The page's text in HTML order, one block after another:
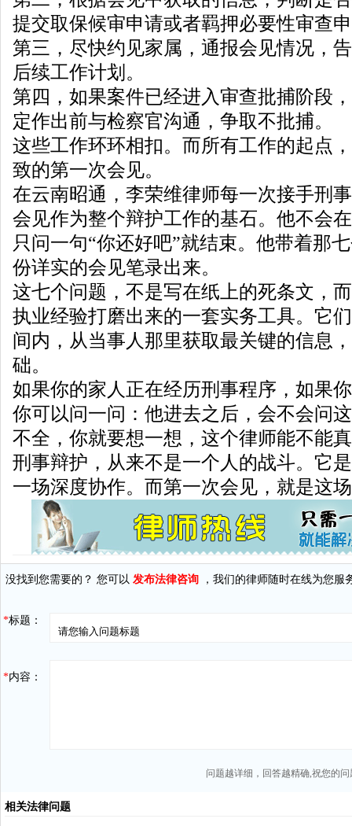
提交取保候审申请或者羁押必要性审查
第三，尽快约见家属，通报会见情况，
后续工作计划。
第四，如果案件已经进入审查批捕阶段
定作出前与检察官沟通，争取不批捕。
这些工作环环相扣。而所有工作的起点
致的第一次会见。
在云南昭通，李荣维律师每一次接手刑
会见作为整个辩护工作的基石。他不会
只问一句“你还好吧”就结束。他带着那
份详实的会见笔录出来。
这七个问题，不是写在纸上的死条文，
执业经验打磨出来的一套实务工具。它
间内，从当事人那里获取最关键的信息
础。
如果你的家人正在经历刑事程序，如果
你可以问一问：他进去之后，会不会问
不全，你就要想一想，这个律师能不能
刑事辩护，从来不是一个人的战斗。它
一场深度协作。而第一次会见，就是这
没找到您需要的？ 您可以 发布法律咨询 ，我们的律师随时在线为您服
*标题：
*内容：
问题越详细，回答越精确,祝您的
相关法律问题